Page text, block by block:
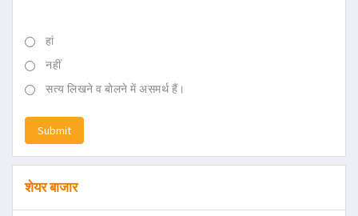
हां
नहीं
सत्य लिखने व बोलने में असमर्थ हैं।
Submit
शेयर बाजार